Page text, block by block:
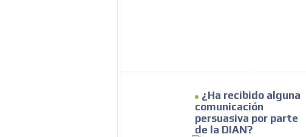
¿Ha recibido alguna
comunicación
persuasiva por parte
de la DIAN?